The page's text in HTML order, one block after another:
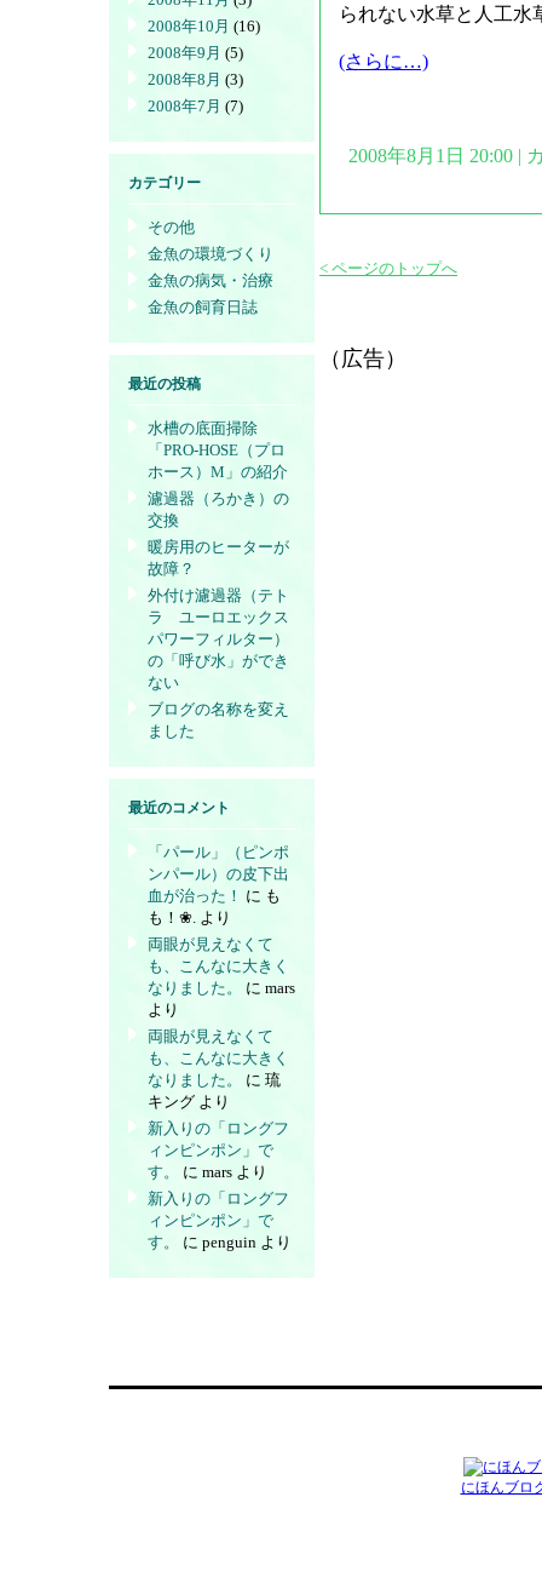
2008年10月 (16)
2008年9月 (5)
2008年8月 (3)
2008年7月 (7)
カテゴリー
その他
金魚の環境づくり
金魚の病気・治療
金魚の飼育日誌
最近の投稿
水槽の底面掃除
「PRO-HOSE（プロ
ホース）M」の紹介
濾過器（ろかき）の
交換
暖房用のヒーターが
故障？
外付け濾過器（テト
ラ ユーロエックス
パワーフィルター）
の「呼び水」ができ
ない
ブログの名称を変え
ました
最近のコメント
「パール」（ピンポ
ンパール）の皮下出
血が治った！ に も
も！❀. より
両眼が見えなくて
も、こんなに大きく
なりました。
に mars
より
両眼が見えなくて
も、こんなに大きく
なりました。
に 琉
キング より
新入りの「ロングフ
ィンピンポン」で
す。
に mars より
新入りの「ロングフ
ィンピンポン」で
す。
に penguin より
られない水草と人工水
(さらに…)
2008年8月1日 20:00 |
< ページのトップへ
（広告）
にほんブロ